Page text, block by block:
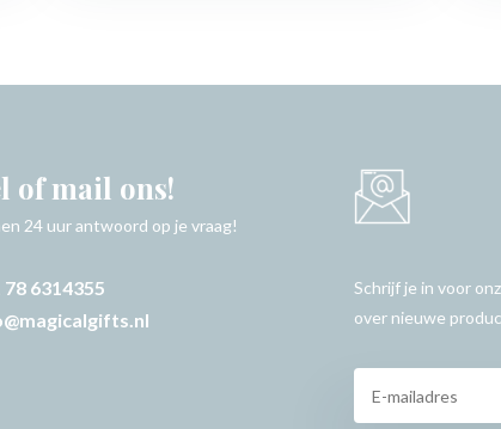
of mail ons!
24 uur antwoord op je vraag!
78 6314355
Schrijf je in voor
over nieuwe